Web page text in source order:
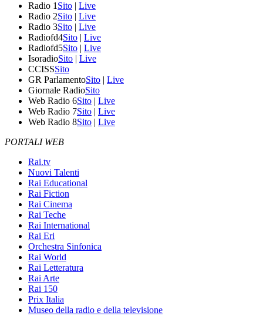
Radio 1 Sito | Live
Radio 2Sito | Live
Radio 3Sito | Live
Radiofd4Sito | Live
Radiofd5Sito | Live
IsoradioSito | Live
CCISSSito
GR ParlamentoSito | Live
Giornale RadioSito
Web Radio 6Sito | Live
Web Radio 7Sito | Live
Web Radio 8Sito | Live
PORTALI WEB
Rai.tv
Nuovi Talenti
Rai Educational
Rai Fiction
Rai Cinema
Rai Teche
Rai International
Rai Eri
Orchestra Sinfonica
Rai World
Rai Letteratura
Rai Arte
Rai 150
Prix Italia
Museo della radio e della televisione